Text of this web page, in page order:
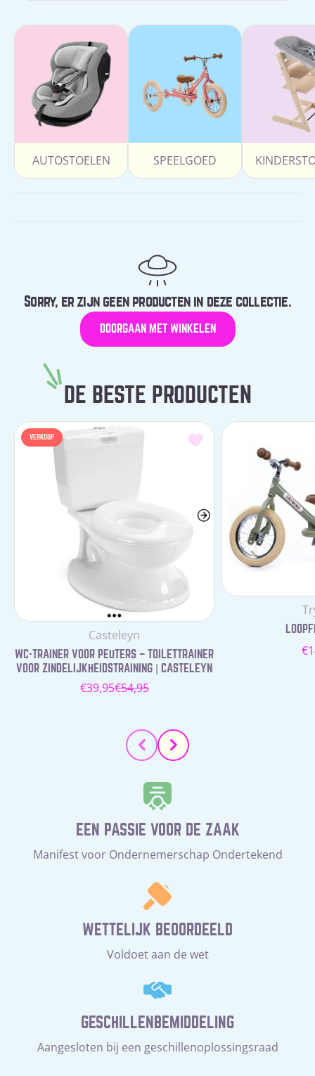
AUTOSTOELEN SPEELGOED
Sorry, er zijn geen producten in deze collectie.
DOORGAAN MET WINKELEN
DE BESTE PRODUCTEN
VERKOOP
Leverancier:
Casteleyn
WC-TRAINER VOOR PEUTERS – TOILETTRAINER
VOOR ZINDELIJKHEIDSTRAINING | CASTELEYN
Verkoopprijs
€39,95Normale
€54,95
EEN PASSIE VOOR DE ZAAK
Manifest voor Ondernemerschap Ondertekend
WETTELIJK BEOORDEELD
Voldoet aan de wet
GESCHILLENBEMIDDELING
Aangesloten bij een geschillenoplossingsraad